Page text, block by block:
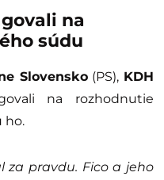
na
súdu
Slovensko(PS), KDH
na rozhodnutie
ho.
za pravdu. Fico a jeho